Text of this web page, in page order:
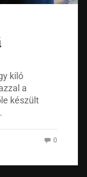
kiló
a
készült
0